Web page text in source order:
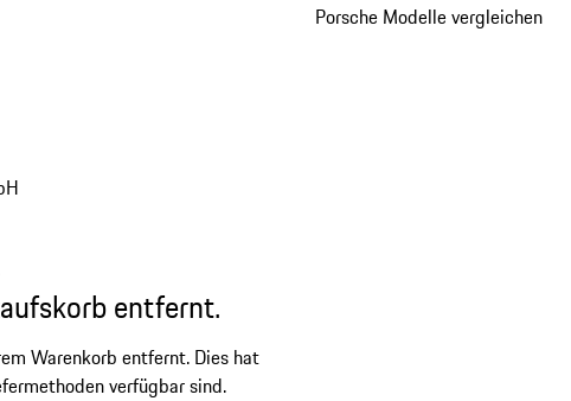
Porsche Modelle vergleichen
entfernt.
Warenkorb entfernt. Dies hat
verfügbar sind.